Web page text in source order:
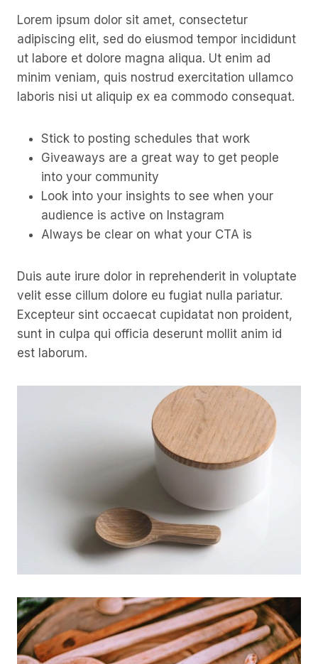
Lorem ipsum dolor sit amet, consectetur
adipiscing elit, sed do eiusmod tempor incididunt
ut labore et dolore magna aliqua. Ut enim ad
minim veniam, quis nostrud exercitation ullamco
laboris nisi ut aliquip ex ea commodo consequat.
Stick to posting schedules that work
Giveaways are a great way to get people
into your community
Look into your insights to see when your
audience is active on Instagram
Always be clear on what your CTA is
Duis aute irure dolor in reprehenderit in voluptate
velit esse cillum dolore eu fugiat nulla pariatur.
Excepteur sint occaecat cupidatat non proident,
sunt in culpa qui officia deserunt mollit anim id
est laborum.